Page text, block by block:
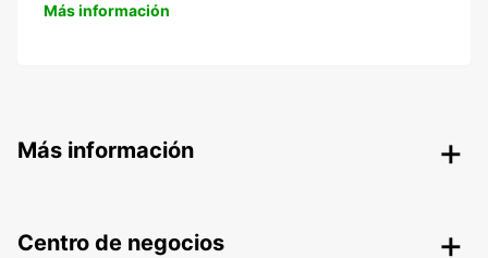
Más información
Más información
Centro de negocios